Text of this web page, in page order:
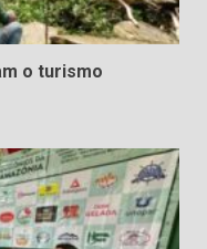
o turismo